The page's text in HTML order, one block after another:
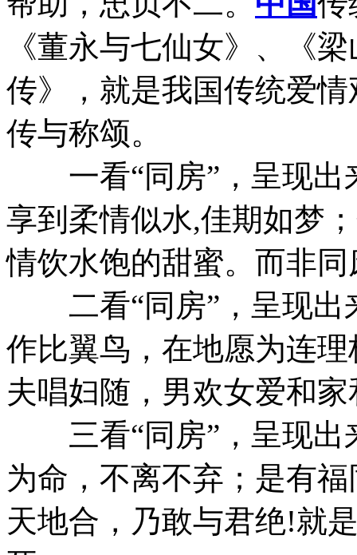
《董永与七仙女》、《
传》，就是我国传统爱情
传与称颂。
一看“同房”，呈现出
享到柔情似水,佳期如梦
情饮水饱的甜蜜。而非
二看“同房”，呈现出
作比翼鸟，在地愿为连
夫唱妇随，男欢女爱和
三看“同房”，呈现出
为命，不离不弃；是有
天地合，乃敢与君绝!就